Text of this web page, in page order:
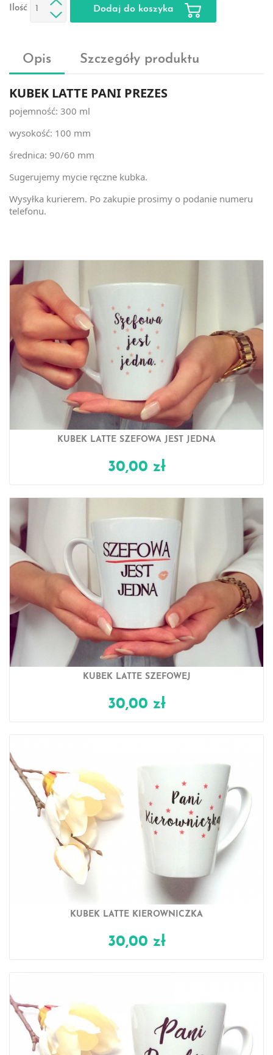
Ilość Dodaj do koszyka
Opis Szczegóły produktu
KUBEK LATTE PANI PREZES
pojemność: 300 ml
wysokość: 100 mm
średnica: 90/60 mm
Sugerujemy mycie ręczne kubka.
Wysyłka kurierem. Po zakupie prosimy o podanie numeru
telefonu.
KUBEK LATTE SZEFOWA JEST JEDNA
30,00 zł
KUBEK LATTE SZEFOWEJ
30,00 zł
KUBEK LATTE KIEROWNICZKA
30,00 zł